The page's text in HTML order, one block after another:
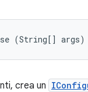
(String[] args)
crea un